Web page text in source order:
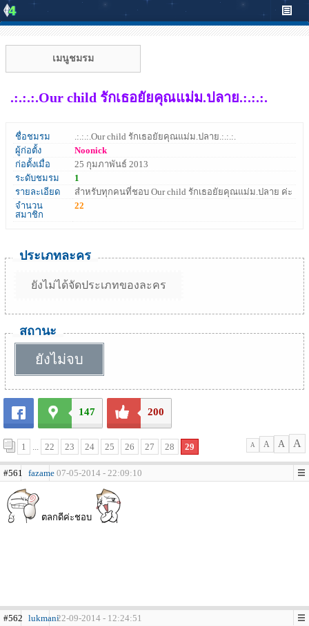
เมนูชมรม
.:.:.:.Our child รักเธอยัยคุณแม่ม.ปลาย.:.:.:.
ชื่อชมรม
.:.:.:.Our child รักเธอยัยคุณแม่ม.ปลาย.:.:.:.
ผู้ก่อตั้ง
Noonick
ก่อตั้งเมื่อ
25 กุมภาพันธ์ 2013
ระดับชมรม
1
รายละเอียด
สำหรับทุกคนที่ชอบ Our child รักเธอยัยคุณแม่ม.ปลาย ค่ะ
จำนวน
สมาชิก
22
ประเภทละคร
ยังไม่ได้จัดประเภทของละคร
สถานะ
ยังไม่จบ
147 200
1 ... 22 23 24 25 26 27 28 29 A A A A
#561 fazame 07-05-2014 - 22:09:10
ตลกดีค่ะชอบ
#562 lukmani22-09-2014 - 12:24:51